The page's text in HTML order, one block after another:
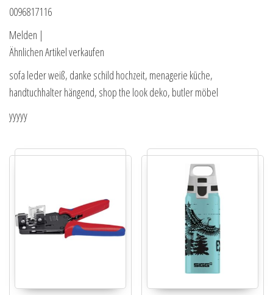
0096817116
Melden |
Ähnlichen Artikel verkaufen
sofa leder weiß, danke schild hochzeit, menagerie küche,
handtuchhalter hängend, shop the look deko, butler möbel
yyyyy